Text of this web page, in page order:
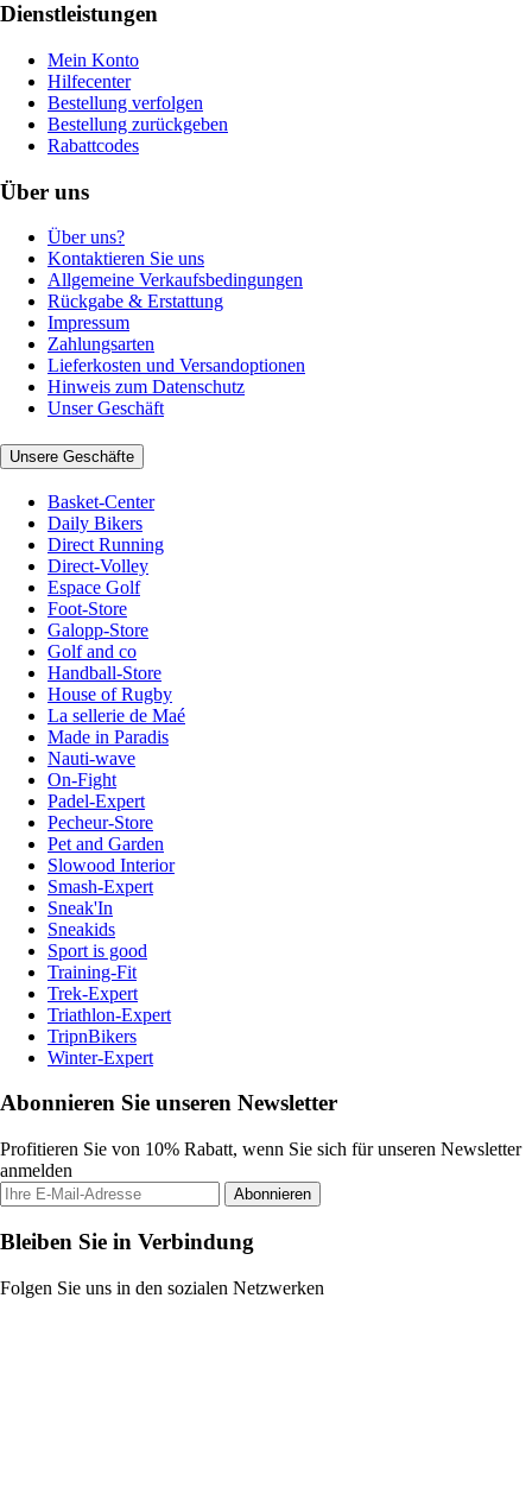
Dienstleistungen
Mein Konto
Hilfecenter
Bestellung verfolgen
Bestellung zurückgeben
Rabattcodes
Über uns
Über uns?
Kontaktieren Sie uns
Allgemeine Verkaufsbedingungen
Rückgabe & Erstattung
Impressum
Zahlungsarten
Lieferkosten und Versandoptionen
Hinweis zum Datenschutz
Unser Geschäft
Unsere Geschäfte
Basket-Center
Daily Bikers
Direct Running
Direct-Volley
Espace Golf
Foot-Store
Galopp-Store
Golf and co
Handball-Store
House of Rugby
La sellerie de Maé
Made in Paradis
Nauti-wave
On-Fight
Padel-Expert
Pecheur-Store
Pet and Garden
Slowood Interior
Smash-Expert
Sneak'In
Sneakids
Sport is good
Training-Fit
Trek-Expert
Triathlon-Expert
TripnBikers
Winter-Expert
Abonnieren Sie unseren Newsletter
Profitieren Sie von 10% Rabatt, wenn Sie sich für unseren Newsletter
anmelden
Abonnieren
Bleiben Sie in Verbindung
Folgen Sie uns in den sozialen Netzwerken